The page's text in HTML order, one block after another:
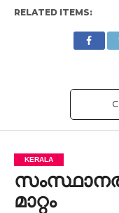
RELATED ITEMS:
KERALA
മാറ്റം